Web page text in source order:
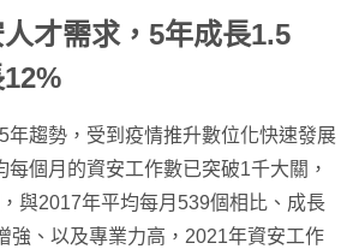
才需求，5年成長1.5
12%
年趨勢，受到疫情推升數位化快速發展
每個月的資安工作數已突破1千大關，
與2017年平均每月539個相比、成長
強、以及專業力高，2021年資安工作